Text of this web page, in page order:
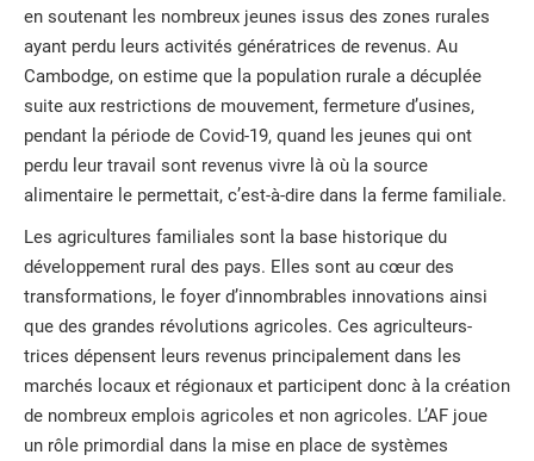
en soutenant les nombreux jeunes issus des zones rurales
ayant perdu leurs activités génératrices de revenus. Au
Cambodge, on estime que la population rurale a décuplée
suite aux restrictions de mouvement, fermeture d’usines,
pendant la période de Covid-19, quand les jeunes qui ont
perdu leur travail sont revenus vivre là où la source
alimentaire le permettait, c’est-à-dire dans la ferme familiale.
Les agricultures familiales sont la base historique du
développement rural des pays. Elles sont au cœur des
transformations, le foyer d’innombrables innovations ainsi
que des grandes révolutions agricoles. Ces agriculteurs-
trices dépensent leurs revenus principalement dans les
marchés locaux et régionaux et participent donc à la création
de nombreux emplois agricoles et non agricoles. L’AF joue
un rôle primordial dans la mise en place de systèmes